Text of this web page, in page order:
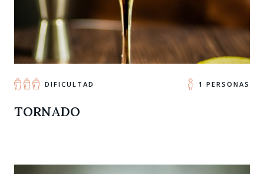
DIFICULTAD 1 PERSONAS
TORNADO